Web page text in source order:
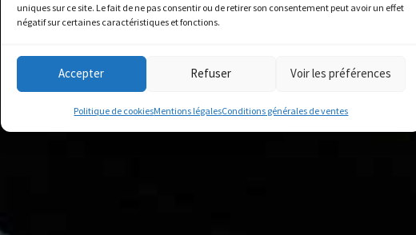
uniques sur ce site. Le fait de ne pas consentir ou de retirer son consentement peut avoir un effet
négatif sur certaines caractéristiques et fonctions.
Accepter Refuser Voir les préférences
Politique de cookiesMentions légalesConditions générales de ventes